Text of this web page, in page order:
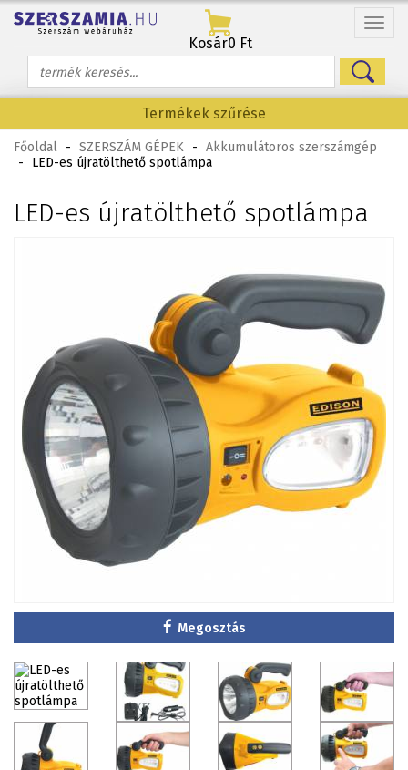
Menü
Kosár0 Ft
Termékek szűrése
Főoldal - SZERSZÁM GÉPEK - Akkumulátoros szerszámgép
-
LED-es újratölthető spotlámpa
LED-es újratölthető spotlámpa
Megosztás